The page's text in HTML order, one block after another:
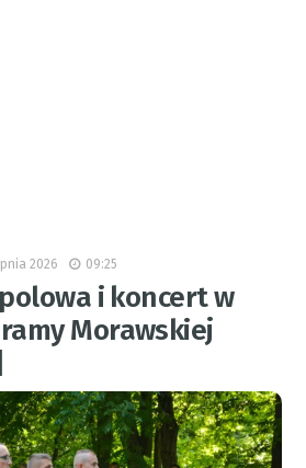
2026 09:25
i koncert w
Morawskiej